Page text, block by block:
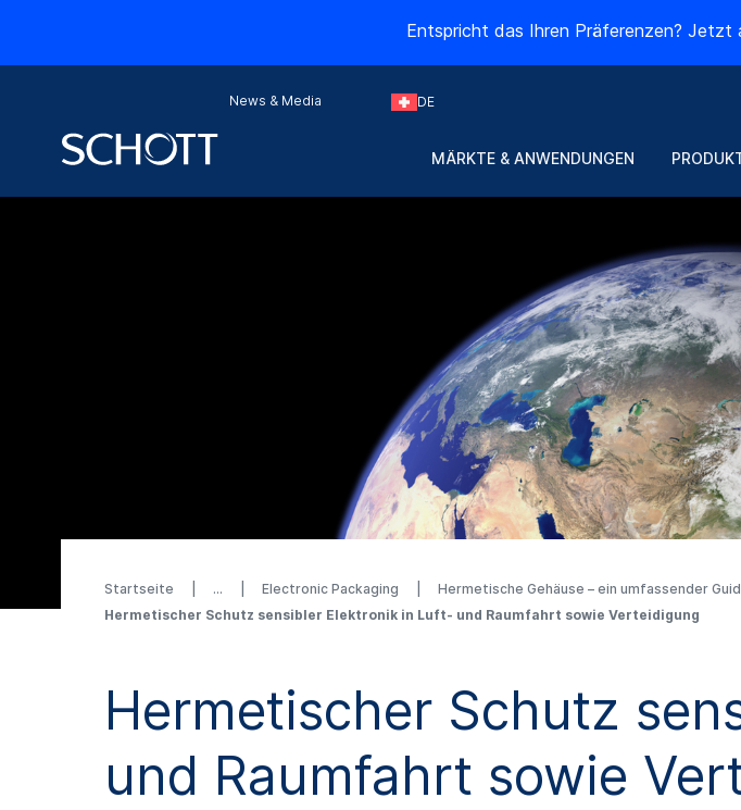
Entspricht das Ihren Präferenzen? Jetzt
News & Media DE
MÄRKTE & ANWENDUNGEN
Startseite Electronic Packaging
Hermetische Gehäuse – ein umfassender
Hermetischer Schutz sensibler Elektronik in Luft- und Raumfahrt sowie Verteidigung
Hermetischer Schutz
und Raumfahrt sowie